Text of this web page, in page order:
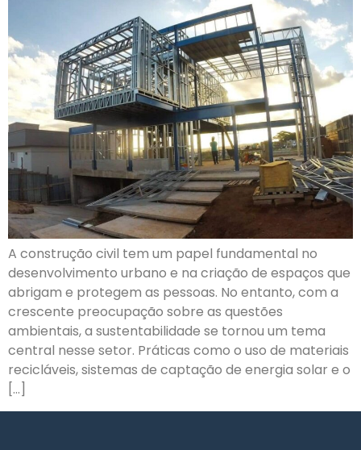
A construção civil tem um papel fundamental no
desenvolvimento urbano e na criação de espaços que
abrigam e protegem as pessoas. No entanto, com a
crescente preocupação sobre as questões
ambientais, a sustentabilidade se tornou um tema
central nesse setor. Práticas como o uso de materiais
recicláveis, sistemas de captação de energia solar e o
[…]